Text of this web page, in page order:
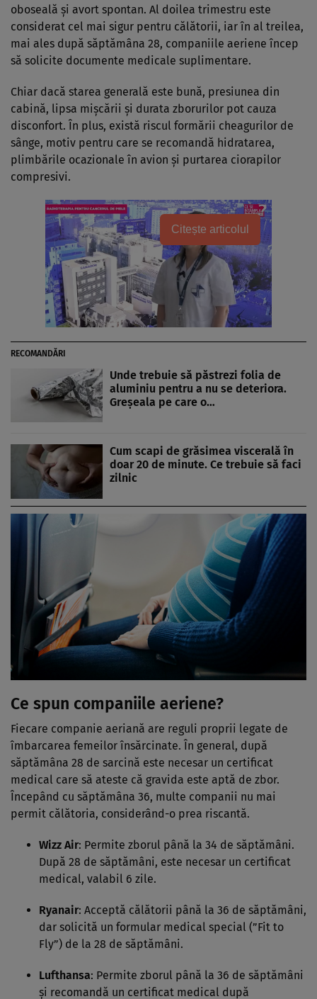
oboseală și avort spontan. Al doilea trimestru este
considerat cel mai sigur pentru călătorii, iar în al treilea,
mai ales după săptămâna 28, companiile aeriene încep
să solicite documente medicale suplimentare.
Chiar dacă starea generală este bună, presiunea din
cabină, lipsa mișcării și durata zborurilor pot cauza
disconfort. În plus, există riscul formării cheagurilor de
sânge, motiv pentru care se recomandă hidratarea,
plimbările ocazionale în avion și purtarea ciorapilor
compresivi.
Citește articolul
RECOMANDĂRI
Unde trebuie să păstrezi folia de
aluminiu pentru a nu se deteriora.
Greșeala pe care o…
Cum scapi de grăsimea viscerală în
doar 20 de minute. Ce trebuie să faci
zilnic
Ce spun companiile aeriene?
Fiecare companie aeriană are reguli proprii legate de
îmbarcarea femeilor însărcinate. În general, după
săptămâna 28 de sarcină este necesar un certificat
medical care să ateste că gravida este aptă de zbor.
Începând cu săptămâna 36, multe companii nu mai
permit călătoria, considerând-o prea riscantă.
Wizz Air: Permite zborul până la 34 de săptămâni.
După 28 de săptămâni, este necesar un certificat
medical, valabil 6 zile.
Ryanair: Acceptă călătorii până la 36 de săptămâni,
dar solicită un formular medical special (”Fit to
Fly”) de la 28 de săptămâni.
Lufthansa: Permite zborul până la 36 de săptămâni
și recomandă un certificat medical după